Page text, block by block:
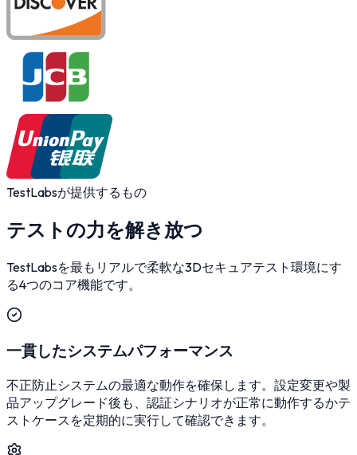
TestLabsが提供するもの
テストの力を解き放つ
TestLabsを最もリアルで柔軟な3Dセキュアテスト環境にす
る4つのコア機能です。
一貫したシステムパフォーマンス
不正防止システムの最適な動作を確保します。設定変更や製
品アップグレード後も、認証シナリオが正常に動作するかテ
ストケースを定期的に実行して確認できます。